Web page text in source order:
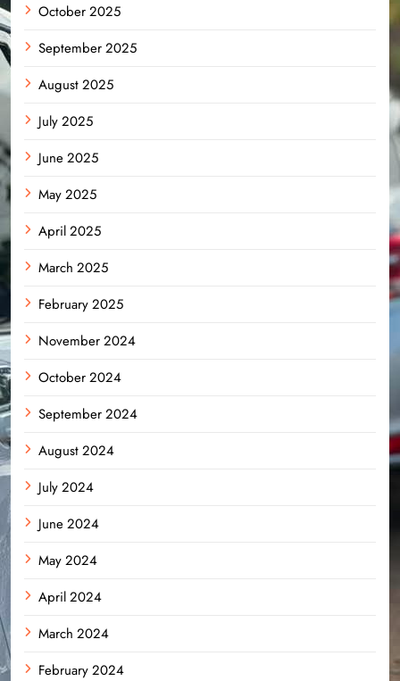
October 2025
September 2025
August 2025
July 2025
June 2025
May 2025
April 2025
March 2025
February 2025
November 2024
October 2024
September 2024
August 2024
July 2024
June 2024
May 2024
April 2024
March 2024
February 2024